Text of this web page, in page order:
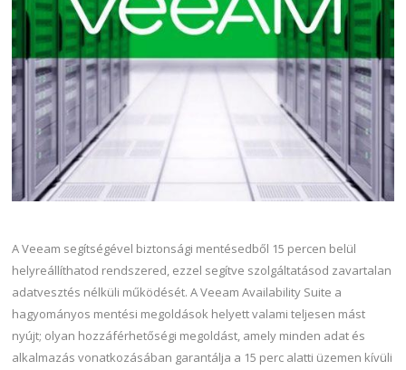
A Veeam segítségével biztonsági mentésedből 15 percen belül
helyreállíthatod rendszered, ezzel segítve szolgáltatásod zavartalan
adatvesztés nélküli működését. A Veeam Availability Suite a
hagyományos mentési megoldások helyett valami teljesen mást
nyújt; olyan hozzáférhetőségi megoldást, amely minden adat és
alkalmazás vonatkozásában garantálja a 15 perc alatti üzemen kívüli